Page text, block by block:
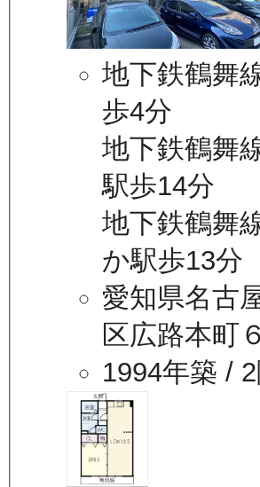
地下鉄鶴舞
歩4分
地下鉄鶴舞
駅歩14分
地下鉄鶴舞
か駅歩13分
愛知県名古
区広路本町
1994年築 /